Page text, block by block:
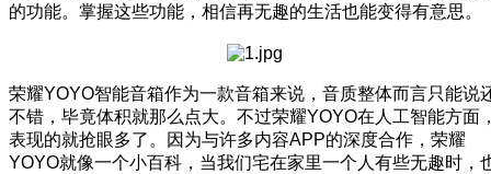
的功能。掌握这些功能，相信再无趣的生活也能变得有意思。
荣耀YOYO智能音箱作为一款音箱来说，音质整体而言只能说
不错，毕竟体积就那么点大。不过荣耀YOYO在人工智能方面
表现的就抢眼多了。因为与许多内容APP的深度合作，荣耀
YOYO就像一个小百科，当我们宅在家里一个人有些无趣时，